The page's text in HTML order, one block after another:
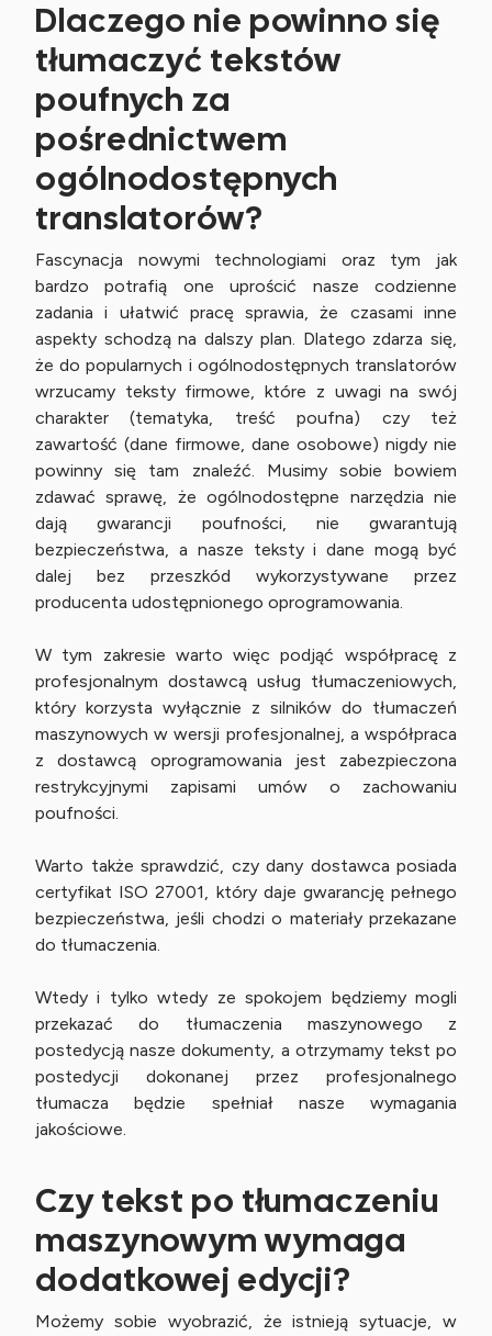
Dlaczego nie powinno się
tłumaczyć tekstów
poufnych za
pośrednictwem
ogólnodostępnych
translatorów?
Fascynacja nowymi technologiami oraz tym jak
bardzo potrafią one uprościć nasze codzienne
zadania i ułatwić pracę sprawia, że czasami inne
aspekty schodzą na dalszy plan. Dlatego zdarza się,
że do popularnych i ogólnodostępnych translatorów
wrzucamy teksty firmowe, które z uwagi na swój
charakter (tematyka, treść poufna) czy też
zawartość (dane firmowe, dane osobowe) nigdy nie
powinny się tam znaleźć. Musimy sobie bowiem
zdawać sprawę, że ogólnodostępne narzędzia nie
dają gwarancji poufności, nie gwarantują
bezpieczeństwa, a nasze teksty i dane mogą być
dalej bez przeszkód wykorzystywane przez
producenta udostępnionego oprogramowania.
W tym zakresie warto więc podjąć współpracę z
profesjonalnym dostawcą usług tłumaczeniowych,
który korzysta wyłącznie z silników do tłumaczeń
maszynowych w wersji profesjonalnej, a współpraca
z dostawcą oprogramowania jest zabezpieczona
restrykcyjnymi zapisami umów o zachowaniu
poufności.
Warto także sprawdzić, czy dany dostawca posiada
certyfikat ISO 27001, który daje gwarancję pełnego
bezpieczeństwa, jeśli chodzi o materiały przekazane
do tłumaczenia.
Wtedy i tylko wtedy ze spokojem będziemy mogli
przekazać do tłumaczenia maszynowego z
postedycją nasze dokumenty, a otrzymamy tekst po
postedycji dokonanej przez profesjonalnego
tłumacza będzie spełniał nasze wymagania
jakościowe.
Czy tekst po tłumaczeniu
maszynowym wymaga
dodatkowej edycji?
Możemy sobie wyobrazić, że istnieją sytuacje, w